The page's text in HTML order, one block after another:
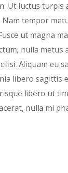
Ut luctus turpis
tempor
ut magna
nulla metus
Aliquam eu
libero sagittis
libero ut
nulla mi